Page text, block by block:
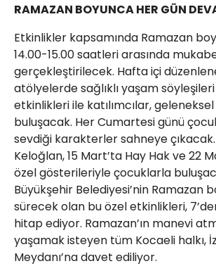
RAMAZAN BOYUNCA HER GÜN
Etkinlikler kapsamında Ramazan
14.00-15.00 saatleri arasında
gerçekleştirilecek. Hafta içi
atölyelerde sağlıklı yaşam
etkinlikleri ile katılımcılar,
buluşacak. Her Cumartesi günü
sevdiği karakterler sahneye
Keloğlan, 15 Mart’ta Hay Hak ve 22
özel gösterileriyle çocuklarla
Büyükşehir Belediyesi’nin Ramazan
sürecek olan bu özel etkinlikleri,
hitap ediyor. Ramazan’ın manevi
yaşamak isteyen tüm Kocaeli halkı,
Meydanı’na davet ediliyor.